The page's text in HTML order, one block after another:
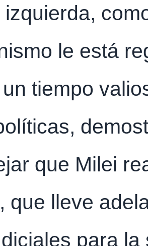
izquierda,
le está
tiempo
que Milei
que lleve
para